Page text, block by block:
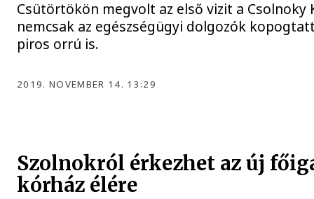
Csütörtökön megvolt az első vizit a
nemcsak az egészségügyi dolgozók
piros orrú is.
2019. NOVEMBER 14. 13:29
Szolnokról érkezhet az új
kórház élére